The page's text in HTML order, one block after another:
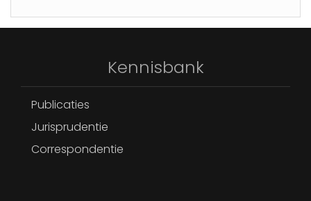
Kennisbank
Publicaties
Jurisprudentie
Correspondentie